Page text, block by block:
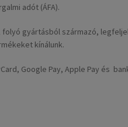
adót (ÁFA).
folyó gyártásból származó,
kínálunk.
Google Pay, Apple Pay és